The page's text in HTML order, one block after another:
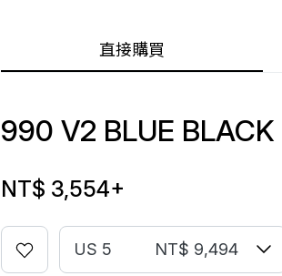
直接購買
990 V2 BLUE BLACK
NT$ 3,554+
US 5 NT$ 9,494